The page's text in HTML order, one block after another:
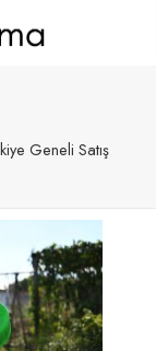
Geneli Satış